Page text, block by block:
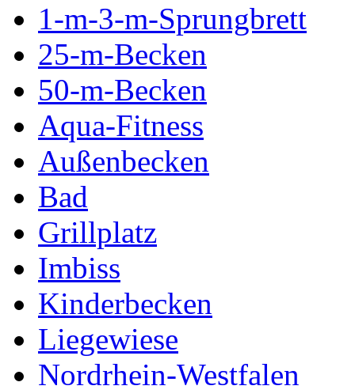
1-m-3-m-Sprungbrett
25-m-Becken
50-m-Becken
Aqua-Fitness
Außenbecken
Bad
Grillplatz
Imbiss
Kinderbecken
Liegewiese
Nordrhein-Westfalen